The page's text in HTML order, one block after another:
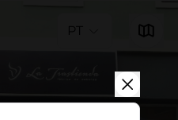
PT